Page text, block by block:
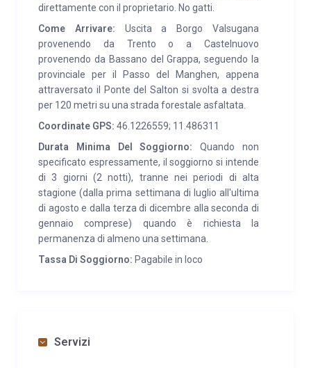
direttamente con il proprietario. No gatti.
Come Arrivare: Uscita a Borgo Valsugana
provenendo da Trento o a Castelnuovo
provenendo da Bassano del Grappa, seguendo la
provinciale per il Passo del Manghen, appena
attraversato il Ponte del Salton si svolta a destra
per 120 metri su una strada forestale asfaltata.
Coordinate GPS: 46.1226559; 11.486311
Durata Minima Del Soggiorno: Quando non
specificato espressamente, il soggiorno si intende
di 3 giorni (2 notti), tranne nei periodi di alta
stagione (dalla prima settimana di luglio all'ultima
di agosto e dalla terza di dicembre alla seconda di
gennaio comprese) quando è richiesta la
permanenza di almeno una settimana.
Tassa Di Soggiorno: Pagabile in loco
Servizi